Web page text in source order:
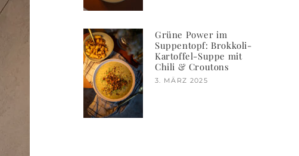
Grüne Power im
Suppentopf: Brokkoli-
Kartoffel-Suppe mit
Chili & Croutons
3. MÄRZ 2025